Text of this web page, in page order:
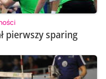
pierwszy sparing